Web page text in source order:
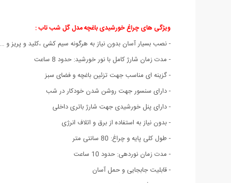
ویژگی های چراغ خورشیدی باغچه مدل گل شب تاب:
- نصب بسیار آسان بدون نیاز به هرگونه سیم کشی ،کلید و پریز و …
- مدت زمان شارژ کامل با نور خورشید: حدود 8 ساعت
- گزینه ای مناسب جهت تزئین باغچه و فضای سبز
- دارای سنسور جهت روشن شدن خودکار در شب
- دارای پنل خورشیدی جهت شارژ باتری داخلی
- بدون نیاز به استفاده از برق و اتلاف انرژی
- طول کلی پایه و چراغ: 80 سانتی متر
- مدت زمان نوردهی: حدود 10 ساعت
- قابلیت جابجایی و حمل آسان